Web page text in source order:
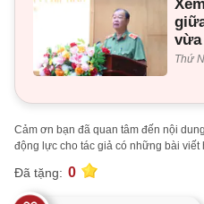
vừa
Thứ
Cảm ơn bạn đã quan tâm đến nội
động lực cho tác giả có những bài viết
Đã tặng: 0